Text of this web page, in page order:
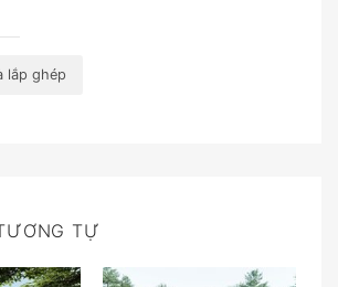
lắp ghép
TỰ